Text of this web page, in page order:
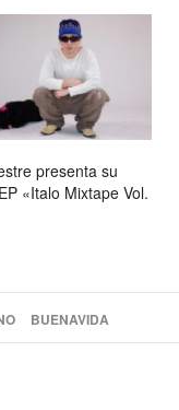
presenta su
«Italo Mixtape Vol.
BUENAVIDA